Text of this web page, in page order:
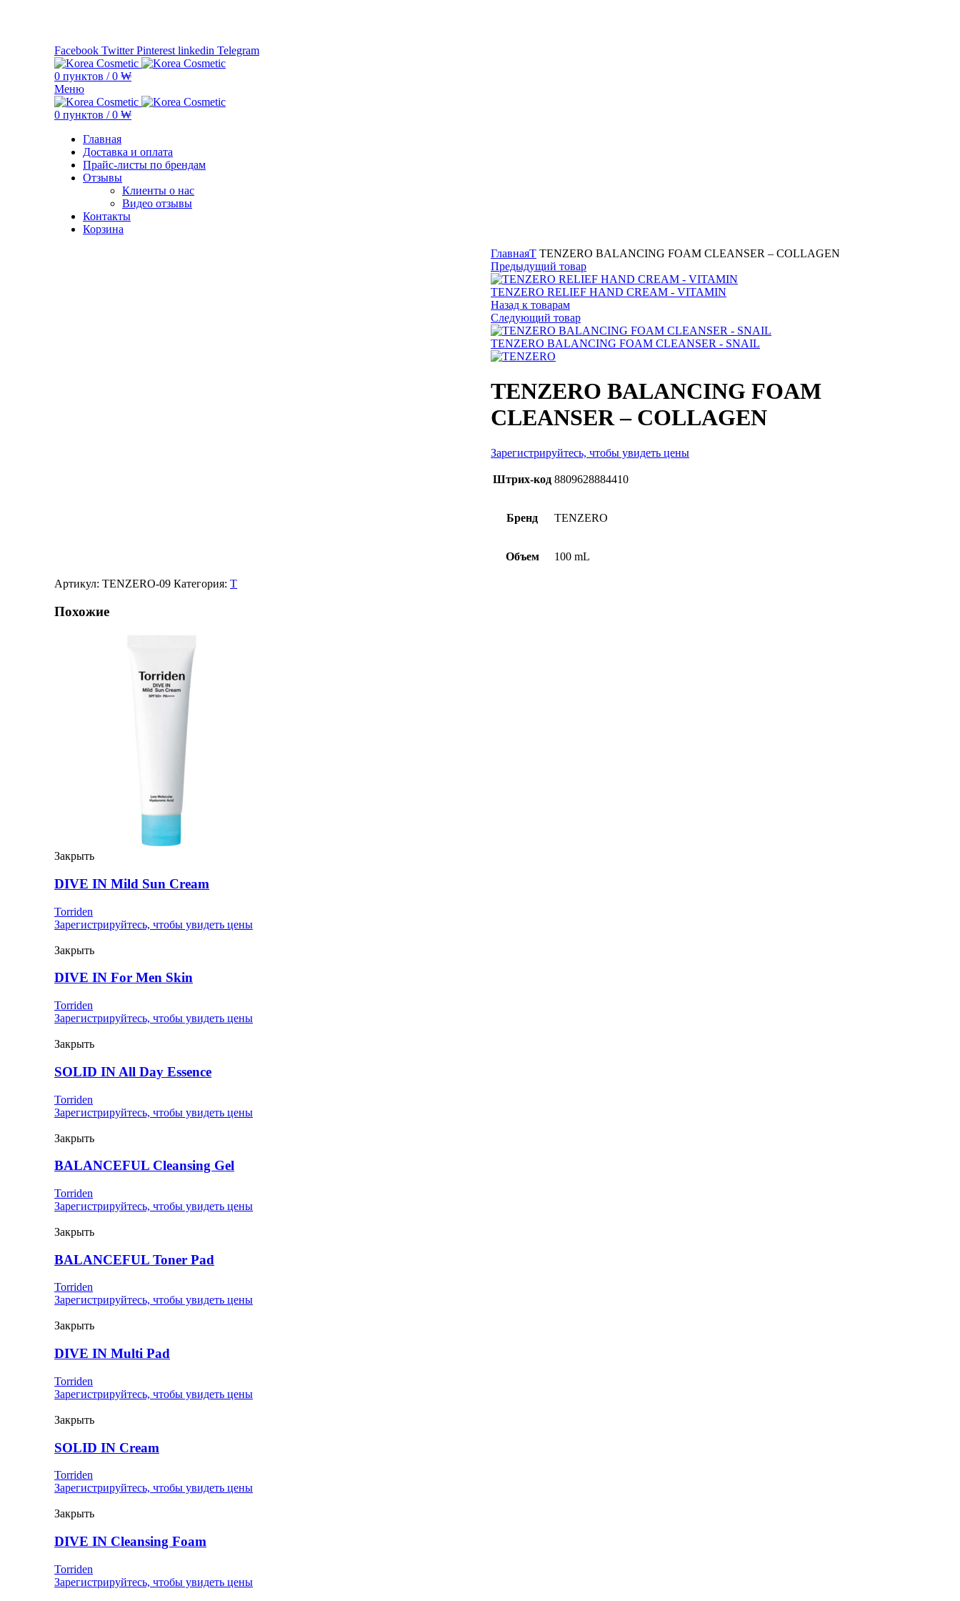
Facebook Twitter Pinterest linkedin Telegram
0 пунктов / 0 ₩
Меню
0 пунктов / 0 ₩
Главная
Доставка и оплата
Прайс-листы по брендам
Отзывы
Клиенты о нас
Видео отзывы
Контакты
Корзина
ГлавнаяT TENZERO BALANCING FOAM CLEANSER – COLLAGEN
Предыдущий товар
TENZERO RELIEF HAND CREAM - VITAMIN
Назад к товарам
Следующий товар
TENZERO BALANCING FOAM CLEANSER - SNAIL
TENZERO BALANCING FOAM
CLEANSER – COLLAGEN
Зарегистрируйтесь, чтобы увидеть цены
Штрих-код 8809628884410
Бренд TENZERO
Объем 100 mL
Артикул: TENZERO-09 Категория: T
Похожие
Закрыть
DIVE IN Mild Sun Cream
Torriden
Зарегистрируйтесь, чтобы увидеть цены
Закрыть
DIVE IN For Men Skin
Torriden
Зарегистрируйтесь, чтобы увидеть цены
Закрыть
SOLID IN All Day Essence
Torriden
Зарегистрируйтесь, чтобы увидеть цены
Закрыть
BALANCEFUL Cleansing Gel
Torriden
Зарегистрируйтесь, чтобы увидеть цены
Закрыть
BALANCEFUL Toner Pad
Torriden
Зарегистрируйтесь, чтобы увидеть цены
Закрыть
DIVE IN Multi Pad
Torriden
Зарегистрируйтесь, чтобы увидеть цены
Закрыть
SOLID IN Cream
Torriden
Зарегистрируйтесь, чтобы увидеть цены
Закрыть
DIVE IN Cleansing Foam
Torriden
Зарегистрируйтесь, чтобы увидеть цены